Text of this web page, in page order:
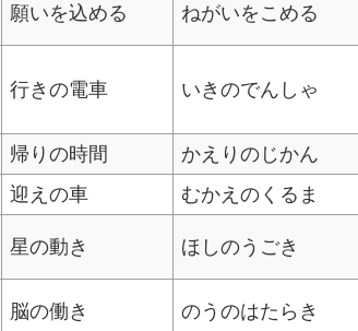
願いを込める ねがいをこめる
行きの電車 いきのでんしゃ
帰りの時間 かえりのじかん
迎えの車 むかえのくるま
星の動き ほしのうごき
脳の働き のうのはたらき